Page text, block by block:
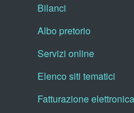
Bilanci
Albo pretorio
Servizi online
Elenco siti tematici
Fatturazione elettronica